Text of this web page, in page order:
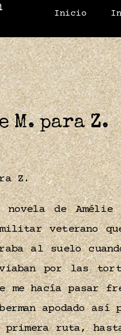
Inicio
M. para Z.
Z.
novela de Amélie
veterano
al suelo
por las
me hacía pasar
apodado
ruta,